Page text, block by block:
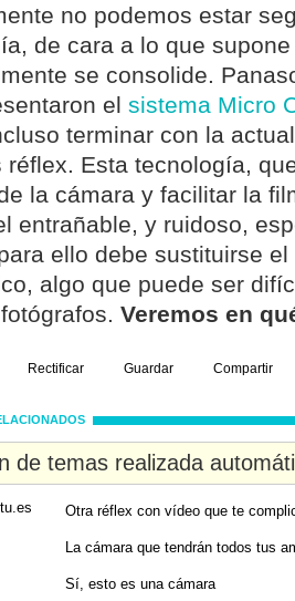
no podemos estar
de cara a lo que
se consolide.
el sistema Micro
terminar con la
réflex. Esta tecnología,
la cámara y facilitar la
entrañable, y ruidoso,
ello debe sustituirse
algo que puede ser
Veremos en
Rectificar Guardar Compartir
de temas realizada
Otra réflex con vídeo que te
La cámara que tendrán todos tus
Sí, esto es una cámara